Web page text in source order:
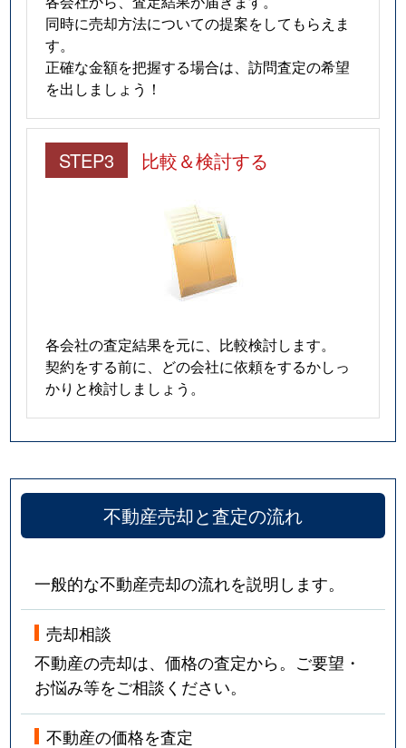
同時に売却方法についての提案をしてもらえま
す。
正確な金額を把握する場合は、訪問査定の希望
を出しましょう！
STEP3 比較＆検討する
各会社の査定結果を元に、比較検討します。
契約をする前に、どの会社に依頼をするかしっ
かりと検討しましょう。
不動産売却と査定の流れ
一般的な不動産売却の流れを説明します。
売却相談
不動産の売却は、価格の査定から。ご要望・
お悩み等をご相談ください。
不動産の価格を査定